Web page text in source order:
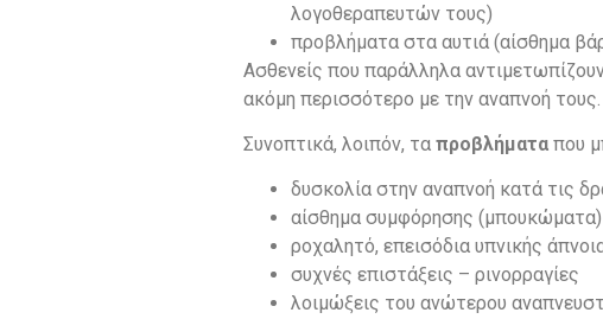
λογοθεραπευτών τους)
προβλήματα στα αυτιά (αίσθημα
Ασθενείς που παράλληλα
ακόμη περισσότερο με την αναπνοή τους.
Συνοπτικά, λοιπόν, ταπροβλήματα που
δυσκολία στην αναπνοή κατά τις
αίσθημα συμφόρησης (μπουκώματα)
ροχαλητό, επεισόδια υπνικής
συχνές επιστάξεις – ρινορραγίες
λοιμώξεις του ανώτερου